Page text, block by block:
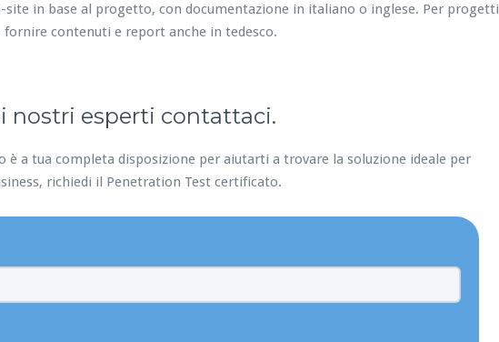
site in base al progetto, con documentazione in italiano o inglese. Per progetti
fornire contenuti e report anche in tedesco.
nostri esperti contattaci.
a tua completa disposizione per aiutarti a trovare la soluzione ideale per
richiedi il Penetration Test certificato.